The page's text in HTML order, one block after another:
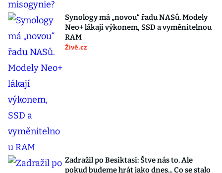
Synology má „novou“ řadu NASů. Modely
Neo+ lákají výkonem, SSD a vyměnitelnou
RAM
Živě.cz
Zadražil po Besiktasi: Štve nás to. Ale
pokud budeme hrát jako dnes... Co se stalo